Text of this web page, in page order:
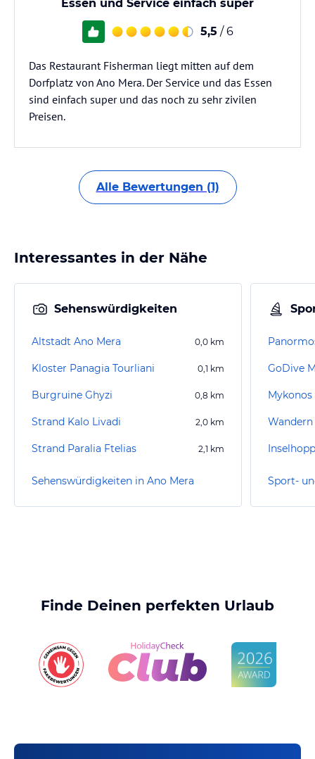
Essen und Service einfach super
5,5 / 6
Das Restaurant Fisherman liegt mitten auf dem
Dorfplatz von Ano Mera. Der Service und das Essen
sind einfach super und das noch zu sehr zivilen
Preisen.
Alle Bewertungen (1)
Interessantes in der Nähe
Sehenswürdigkeiten
Altstadt Ano Mera 0,0 km
Kloster Panagia Tourliani 0,1 km
Burgruine Ghyzi 0,8 km
Strand Kalo Livadi 2,0 km
Strand Paralia Ftelias 2,1 km
Sehenswürdigkeiten in Ano Mera
GoDive
Mykonos
Wandern
Finde Deinen perfekten Urlaub